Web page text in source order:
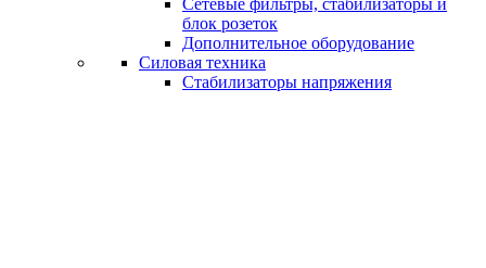
Сетевые фильтры, стабилизаторы и
блок розеток
Дополнительное оборудование
Силовая техника
Стабилизаторы напряжения